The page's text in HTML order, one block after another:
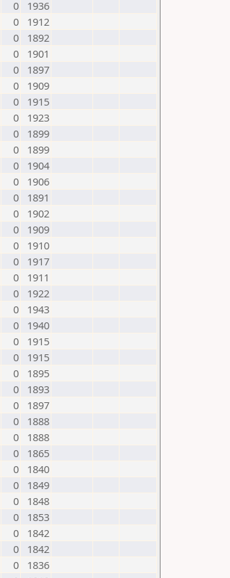
0
1936
0
1912
0
1892
0
1901
0
1897
0
1909
0
1915
0
1923
0
1899
0
1899
0
1904
0
1906
0
1891
0
1902
0
1909
0
1910
0
1917
0
1911
0
1922
0
1943
0
1940
0
1915
0
1915
0
1895
0
1893
0
1897
0
1888
0
1888
0
1865
0
1840
0
1849
0
1848
0
1853
0
1842
0
1842
0
1836